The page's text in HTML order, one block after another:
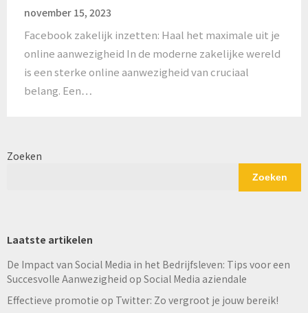
november 15, 2023
Facebook zakelijk inzetten: Haal het maximale uit je
online aanwezigheid In de moderne zakelijke wereld
is een sterke online aanwezigheid van cruciaal
belang. Een…
Zoeken
Zoeken
Laatste artikelen
De Impact van Social Media in het Bedrijfsleven: Tips voor een
Succesvolle Aanwezigheid op Social Media aziendale
Effectieve promotie op Twitter: Zo vergroot je jouw bereik!